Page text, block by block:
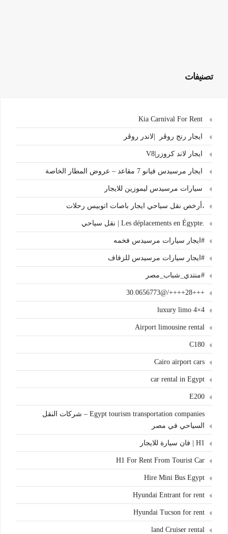
تصنيفات
ايجار رنج روڤر |لاندر روڤر
ايجار لاند كروزر|V8
ايجار مرسيدس فيانو 7 مقاعد – عروض المطار الخاصة
سيارات مرسيدس ليموزين للايجار
،أرخص نقل سياحي ايجار باصات اتوبيس رحلات
#ايجار سيارات مرسيدس فخمه
#ايجار سيارات مرسيدس للزفاف
#منتدي_شباب_مصر
+++28++++/@30.0656773
4×4 luxury limo
Airport limousine rental
C180
Cairo airport cars
car rental in Egypt
E200
Egypt tourism transportation companies – شركات النقل
السياحي في مصر
H1 | فان سيارة للايجار
H1 For Rent From Tourist Car
Hire Mini Bus Egypt
Hyundai Entrant for rent
Hyundai Tucson for rent
land Cruiser rental